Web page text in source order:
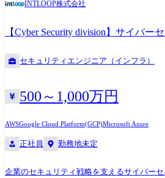
合わせて「it director/it architect/se/pg」に振
す。 it directorの定義:システム構築にあたり採用する技術を選定し指針を
定め推進することができるスキルを持つ人 it
築にあたり効率性あるいは発展性を担保す
る設計やディレクション ・アプリ設計やapi
ジェクト指向世代以降の各種言語) ・クラウ
下記のような職種/プロジェクト例がございます。 業務系システ
マネジメント業務領域のtobe業務に基づく
INTLOOP株式会社
【Cyber Security division】サイバー
セキュリティエンジニア（インフラ）
500～1,000万円
AWSGoogle Cloud Platform(GCP)Microsoft Azure
正社員 勤務地未定
企業のセキュリティ戦略を支えるサイバー